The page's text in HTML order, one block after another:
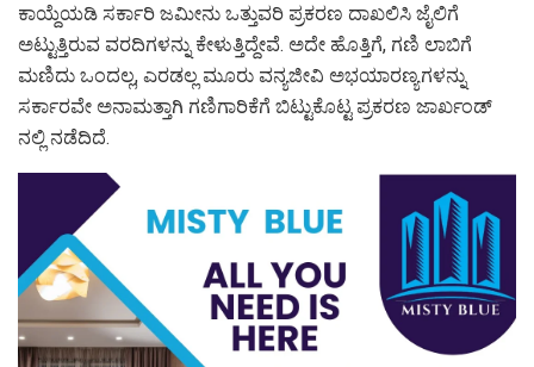
ಕಾಯ್ದೆಯಡಿ ಸರ್ಕಾರಿ ಜಮೀನು ಒತ್ತುವರಿ ಪ್ರಕರಣ ದಾಖಲಿಸಿ ಜೈಲಿಗೆ
ಅಟ್ಟುತ್ತಿರುವ ವರದಿಗಳನ್ನು ಕೇಳುತ್ತಿದ್ದೇವೆ. ಅದೇ ಹೊತ್ತಿಗೆ, ಗಣಿ ಲಾಬಿಗೆ
ಮಣಿದು ಒಂದಲ್ಲ, ಎರಡಲ್ಲ ಮೂರು ವನ್ಯಜೀವಿ ಅಭಯಾರಣ್ಯಗಳನ್ನು
ಸರ್ಕಾರವೇ ಅನಾಮತ್ತಾಗಿ ಗಣಿಗಾರಿಕೆಗೆ ಬಿಟ್ಟುಕೊಟ್ಟ ಪ್ರಕರಣ ಜಾರ್ಖಂಡ್
ನಲ್ಲಿ ನಡೆದಿದೆ.